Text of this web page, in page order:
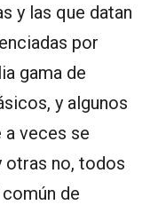
y las que datan
por
gama de
y algunos
veces se
no, todos
de